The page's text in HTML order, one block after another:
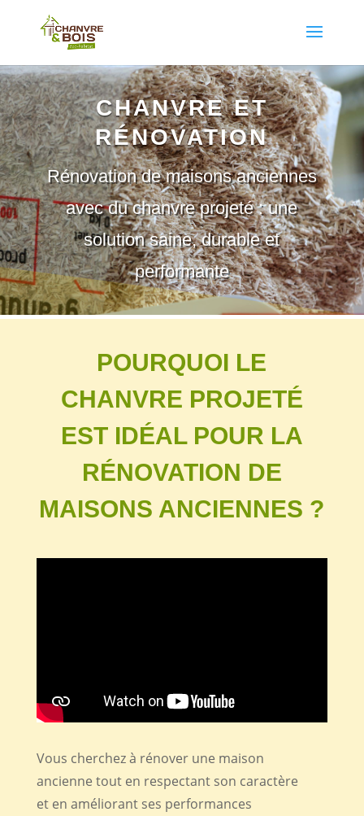
CHANVRE ET
RÉNOVATION
Rénovation de maisons anciennes
avec du chanvre projeté : une
solution saine, durable et
performante
POURQUOI LE
CHANVRE PROJETÉ
EST IDÉAL POUR LA
RÉNOVATION DE
MAISONS ANCIENNES ?
Vous cherchez à rénover une maison
ancienne tout en respectant son caractère
et en améliorant ses performances